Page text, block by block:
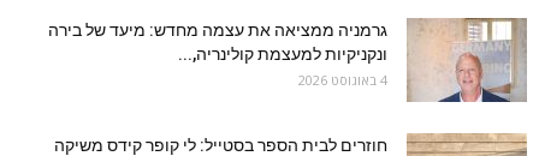
גרמניה ממציאה את עצמה מחדש: מיעד של בירה
ונקניקיות למעצמת קולינריה,...
4 באוגוסט 2026
חוזרים לבית הספר בסטייל: לי קופר קידס משיקה